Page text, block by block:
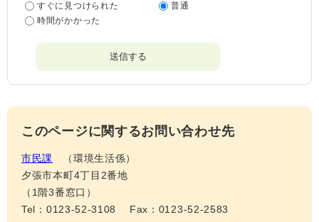
すぐに見つけられた
普通
時間がかかった
このページに関するお問い合わせ先
市民課
環境生活係
夕張市本町4丁目2番地
（1階3番窓口）
Tel：0123-52-3108
Fax：0123-52-2583